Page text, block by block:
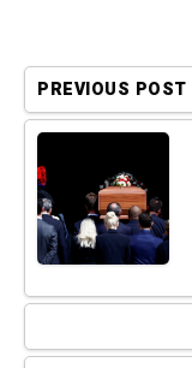
PREVIOUS POST